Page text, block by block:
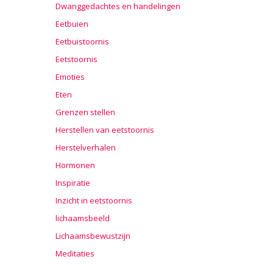
Dwanggedachtes en handelingen
Eetbuien
Eetbuistoornis
Eetstoornis
Emoties
Eten
Grenzen stellen
Herstellen van eetstoornis
Herstelverhalen
Hormonen
Inspiratie
Inzicht in eetstoornis
lichaamsbeeld
Lichaamsbewustzijn
Meditaties